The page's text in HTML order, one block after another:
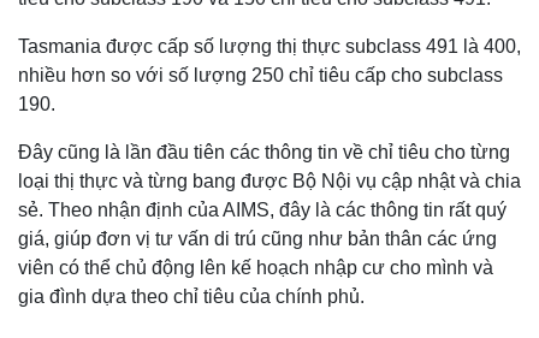
Tasmania được cấp số lượng thị thực subclass 491 là 400,
nhiều hơn so với số lượng 250 chỉ tiêu cấp cho subclass
190.
Đây cũng là lần đầu tiên các thông tin về chỉ tiêu cho từng
loại thị thực và từng bang được Bộ Nội vụ cập nhật và chia
sẻ. Theo nhận định của AIMS, đây là các thông tin rất quý
giá, giúp đơn vị tư vấn di trú cũng như bản thân các ứng
viên có thể chủ động lên kế hoạch nhập cư cho mình và
gia đình dựa theo chỉ tiêu của chính phủ.